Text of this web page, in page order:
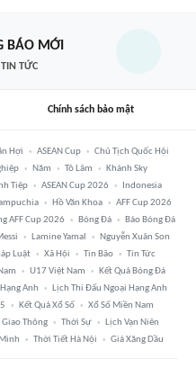
BÁO MỚI
TỨC
Chính sách bảo mật
Hợi ASEAN Cup
Chủ Tịch Quốc Hội
Năm Tô Lâm
Khánh Sky
Tiệp ASEAN Cup 2026
Indonesia
Hồ Văn Khoa
AFF Cup 2026
AFF Cup 2026 Bóng Đá
Báo Bóng Đá
Lamine Yamal
Nguyễn Xuân Son
Luật Xã Hội Tin Bão
Tin Tức
U17 Việt Nam
Kết Quả Bóng Đá
Anh
Lịch Thi Đấu Ngoại Hạng Anh
Kết Quả Xổ Số
Xổ Số Miền Nam
Giao Thông Thời Sự
Lịch Vạn Niên
Thời Tiết Hà Nội Giá Xăng Dầu